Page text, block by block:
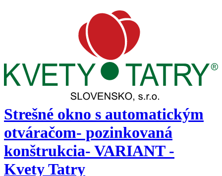
Strešné okno s automatickým
otváračom- pozinkovaná
konštrukcia- VARIANT -
Kvety Tatry